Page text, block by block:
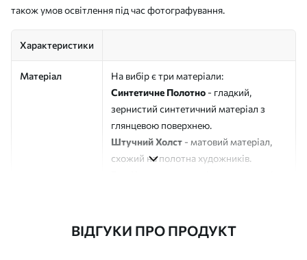
також умов освітлення під час фотографування.
Характеристики
Матеріал
На вибір є три матеріали:
Синтетичне Полотно - гладкий,
зернистий синтетичний матеріал з
глянцевою поверхнею.
Штучний Холст - матовий матеріал,
схожий на полотна художників.
ВІДГУКИ ПРО ПРОДУКТ